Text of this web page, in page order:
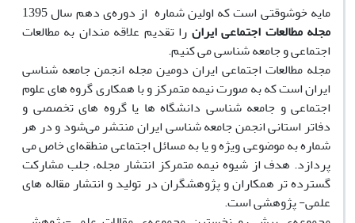
مایه خوشوقتی است که اولین شماره از دوره‌ی دهم سال 1395
مجله مطالعات اجتماعی ایران را تقدیم علاقه مندان به مطالعات
اجتماعی و جامعه شناسی می کنیم.
مجله مطالعات اجتماعی ایران دومین مجله انجمن جامعه شناسی
ایران است که به صورت نیمه متمرکز و با همکاری گروه های علوم
اجتماعی و جامعه شناسی دانشگاه ها یا گروه های تخصصی و
دفاتر استانی انجمن جامعه شناسی ایران منتشر می‌شود و در هر
شماره به موضوعی ویژه و یا به مسائل اجتماعی منطقه‌ای خاص می
پردازد. هدف از شیوه نیمه متمرکز انتشار مجله، جلب مشارکت
گسترده تر همکاران و پژوهشگران در تولید و انتشار مقاله های
علمی- پژوهشی است.